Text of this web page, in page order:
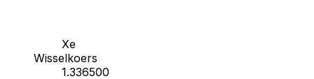
Xe
Wisselkoers
1.336500